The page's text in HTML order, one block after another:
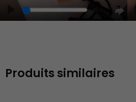
Play UnmuteEnter
Produits similaires